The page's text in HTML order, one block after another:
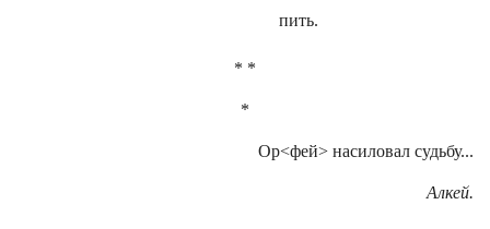
пить.
* *
*
Ор<фей> насиловал судьбу...
Алкей.